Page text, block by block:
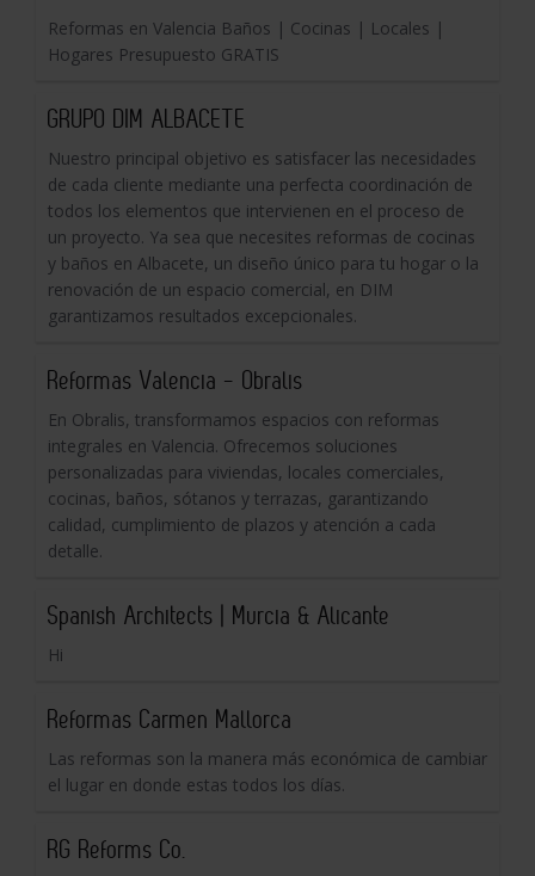
Reformas en Valencia Baños | Cocinas | Locales |
Hogares Presupuesto GRATIS
GRUPO DIM ALBACETE
Nuestro principal objetivo es satisfacer las necesidades
de cada cliente mediante una perfecta coordinación de
todos los elementos que intervienen en el proceso de
un proyecto. Ya sea que necesites reformas de cocinas
y baños en Albacete, un diseño único para tu hogar o la
renovación de un espacio comercial, en DIM
garantizamos resultados excepcionales.
Reformas Valencia - Obralis
En Obralis, transformamos espacios con reformas
integrales en Valencia. Ofrecemos soluciones
personalizadas para viviendas, locales comerciales,
cocinas, baños, sótanos y terrazas, garantizando
calidad, cumplimiento de plazos y atención a cada
detalle.
Spanish Architects | Murcia & Alicante
Hi
Reformas Carmen Mallorca
Las reformas son la manera más económica de cambiar
el lugar en donde estas todos los días.
RG Reforms Co.